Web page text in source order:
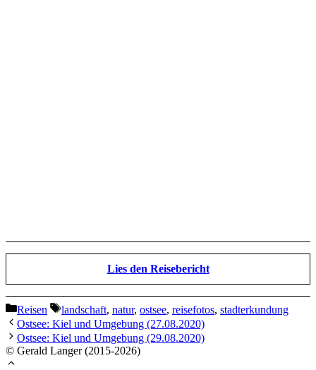
Lies den Reisebericht
Kategorien
Reisen Schlagwörter
landschaft, natur, ostsee, reisefotos, stadterkundung
Ostsee: Kiel und Umgebung (27.08.2020)
Ostsee: Kiel und Umgebung (29.08.2020)
© Gerald Langer (2015-2026)